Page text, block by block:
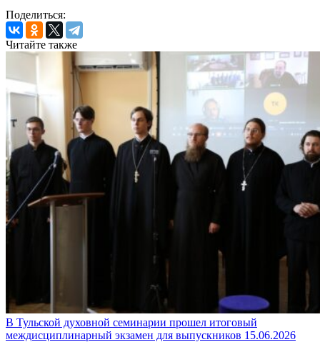
Поделиться:
Читайте также
В Тульской духовной семинарии прошел итоговый
междисциплинарный экзамен для выпускников 15.06.2026